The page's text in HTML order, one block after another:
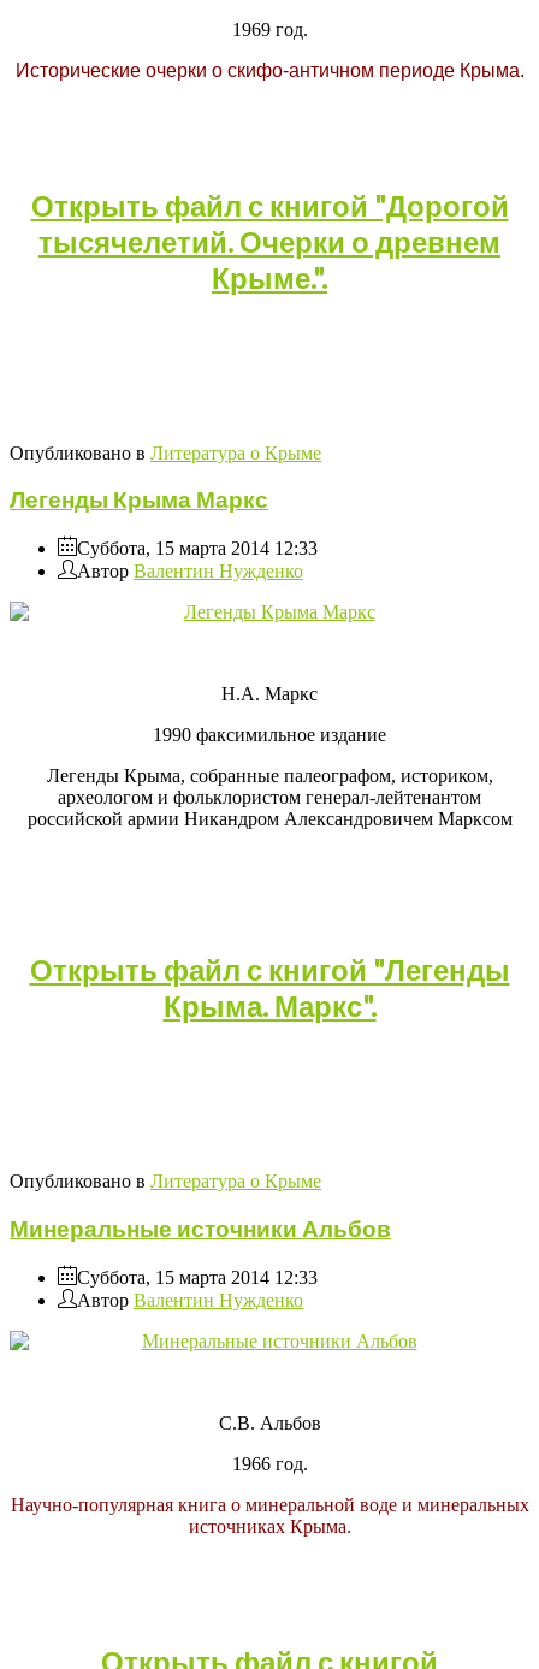
1969 год.
Исторические очерки о скифо-античном периоде Крыма.
Открыть файл с книгой "Дорогой
тысячелетий. Очерки о древнем
Крыме.".
Опубликовано в Литература о Крыме
Легенды Крыма Маркс
Суббота, 15 марта 2014 12:33
Автор Валентин Нужденко
Н.А. Маркс
1990 факсимильное издание
Легенды Крыма, собранные палеографом, историком,
археологом и фольклористом генерал-лейтенантом
российской армии Никандром Александровичем Марксом
Открыть файл с книгой "Легенды
Крыма. Маркс".
Опубликовано в Литература о Крыме
Минеральные источники Альбов
Суббота, 15 марта 2014 12:33
Автор Валентин Нужденко
С.В. Альбов
1966 год.
Научно-популярная книга о минеральной воде и минеральных
источниках Крыма.
Открыть файл с книгой